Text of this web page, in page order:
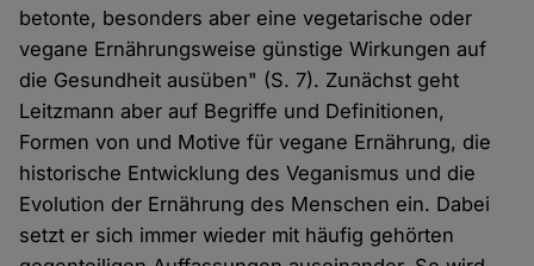
betonte, besonders aber eine vegetarische oder
vegane Ernährungsweise günstige Wirkungen auf
die Gesundheit ausüben" (S. 7). Zunächst geht
Leitzmann aber auf Begriffe und Definitionen,
Formen von und Motive für vegane Ernährung, die
historische Entwicklung des Veganismus und die
Evolution der Ernährung des Menschen ein. Dabei
setzt er sich immer wieder mit häufig gehörten